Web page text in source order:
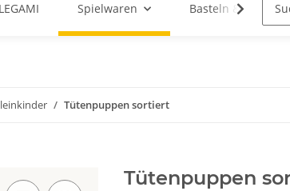
LEGAMI Spielwaren Basteln & Malen
Tütenpuppen sortiert
Tütenpuppen